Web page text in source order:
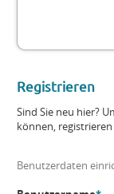
Registrieren
Sind Sie neu hier?
können,
Benutzerdaten